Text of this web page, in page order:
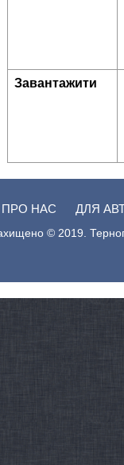
Завантажити
ПРО НАС ДЛЯ
© 2019.